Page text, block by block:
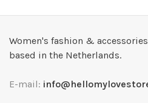
Women's fashion &
based in the Netherlands.
E-mail: